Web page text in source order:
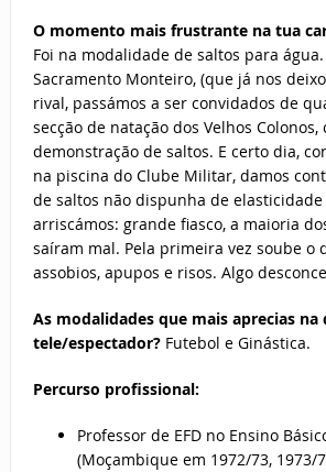
O momento mais frustrante na tua
Foi na modalidade de saltos para água.
Sacramento Monteiro, (que já nos
rival, passámos a ser convidados de
secção de natação dos Velhos
demonstração de saltos. E certo dia,
na piscina do Clube Militar, damos
de saltos não dispunha de
arriscámos: grande fiasco, a maioria
saíram mal. Pela primeira vez soube o
assobios, apupos e risos. Algo
As modalidades que mais aprecias na
tele/espectador? Futebol e Ginástica.
Percurso profissional:
Professor de EFD no Ensino
(Moçambique em 1972/73, 1973/